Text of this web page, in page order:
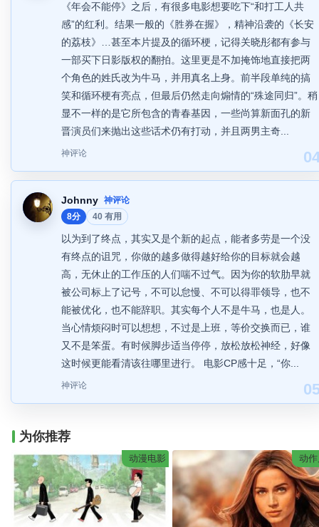
《年会不能停》之后，有很多电影想要吃下“和打工人共
感”的红利。结果一般的《胜券在握》，精神沿袭的《长安
的荔枝》…甚至本片提及的循环梗，记得关晓彤都有参与
一部买下日影版权的翻拍。这里更是不加掩饰地直接把两
个角色的姓氏改为牛马，并用真名上身。前半段单纯的搞
笑和循环梗有亮点，但最后仍然走向煽情的“殊途同归”。稍
显不一样的是它所包含的青春基因，一些尚算新面孔的新
晋演员们来抛出这些话术仍有打动，并且两男主奇...
神评论
Johnny 神评论
8分
40 有用
以为到了终点，其实又是个新的起点，能者多劳是一个没
有终点的诅咒，你做的越多做得越好给你的目标就会越
高，无休止的工作压的人们喘不过气。因为你的软肋早就
被公司标上了记号，不可以怠慢、不可以得罪领导，也不
能被优化，也不能辞职。其实每个人不是牛马，也是人。
当心情烦闷时可以想想，不过是上班，等价交换而已，谁
又不是笨蛋。有时候脚步适当停停，放松放松神经，好像
这时候更能看清该往哪里进行。 电影CP感十足，“你...
神评论
为你推荐
动漫电影 动